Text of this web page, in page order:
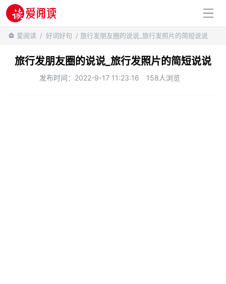
百科知识
爱阅读 / 好词好句 / 旅行发朋友圈的说说_旅行发照片的简短说说
旅行发朋友圈的说说_旅行发照片的简短说说
发布时间：2022-9-17 11:23:16 158人浏览